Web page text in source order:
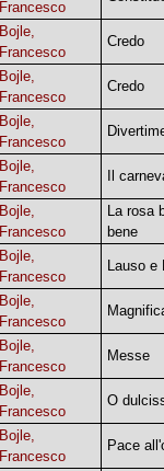
Francesco
Bojle,
Francesco
Credo
Bojle,
Francesco
Credo
Bojle,
Francesco
Bojle,
Francesco
Il
Bojle,
Francesco
La rosa
bene
Bojle,
Francesco
Lauso e
Bojle,
Francesco
Bojle,
Francesco
Messe
Bojle,
Francesco
O
Bojle,
Francesco
Pace